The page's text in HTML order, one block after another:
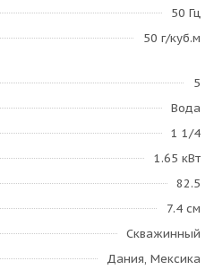
50 Гц
50 г/куб.м
5
Вода
1 1/4
1.65 кВт
82.5
7.4 см
Скважинный
Дания, Мексика